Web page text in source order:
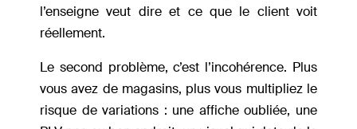
l’enseigne veut dire et ce que le client voit
réellement.
Le second problème, c’est l’incohérence. Plus
vous avez de magasins, plus vous multipliez le
risque de variations : une affiche oubliée, une